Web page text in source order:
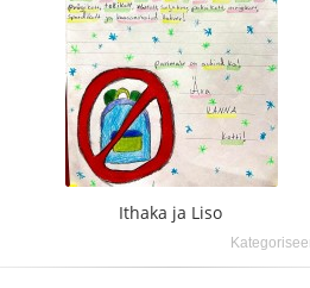
Ithaka ja Liso